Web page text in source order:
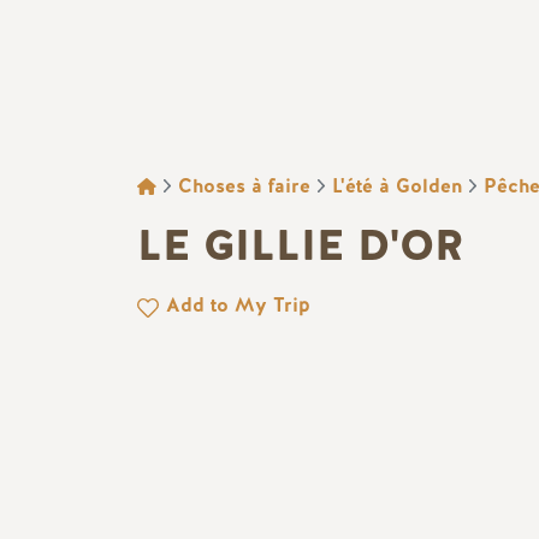
FIL D'ARIANE
Choses à faire L'été à Golden Pêche
LE GILLIE D'OR
Add to My Trip